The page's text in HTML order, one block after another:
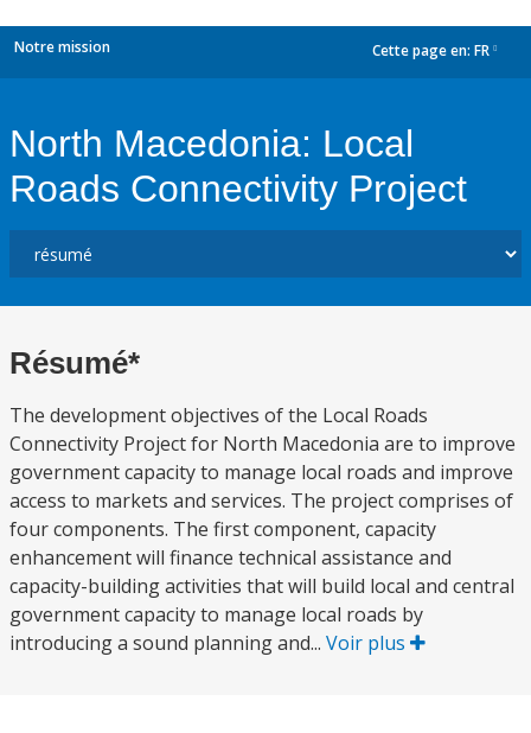
Notre mission Cette page en: FR
North Macedonia: Local
Roads Connectivity Project
Résumé*
The development objectives of the Local Roads
Connectivity Project for North Macedonia are to improve
government capacity to manage local roads and improve
access to markets and services. The project comprises of
four components. The first component, capacity
enhancement will finance technical assistance and
capacity-building activities that will build local and central
government capacity to manage local roads by
introducing a sound planning and... Voir plus